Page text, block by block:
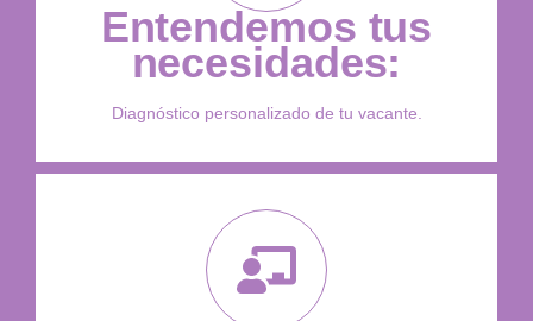
Entendemos tus
necesidades:
Diagnóstico personalizado de tu vacante.